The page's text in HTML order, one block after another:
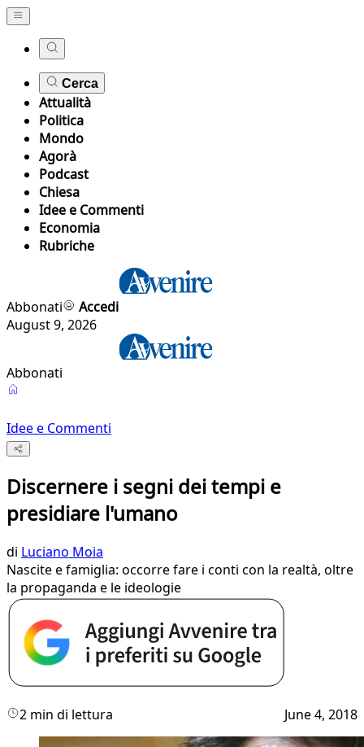
Cerca
Attualità
Politica
Mondo
Agorà
Podcast
Chiesa
Idee e Commenti
Economia
Rubriche
Abbonati
Accedi
August 9, 2026
Abbonati
Idee e Commenti
Discernere i segni dei tempi e
presidiare l'umano
di Luciano Moia
Nascite e famiglia: occorre fare i conti con la realtà, oltre
la propaganda e le ideologie
2 min di lettura June 4, 2018